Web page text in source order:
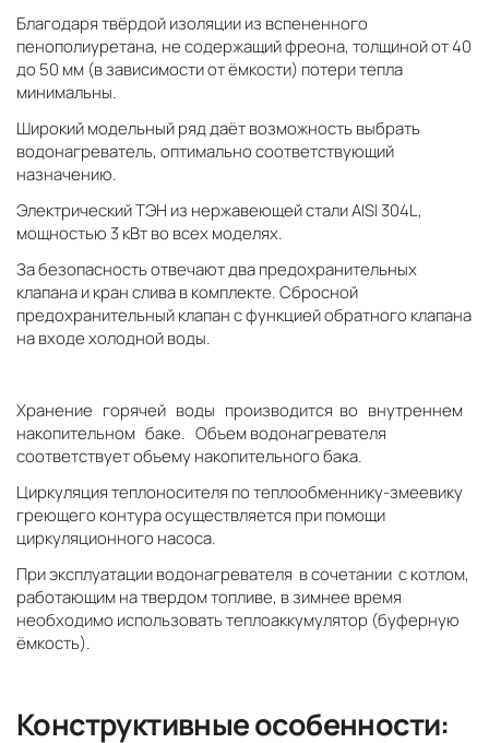
Благодаря твёрдой изоляции из вспененного
пенополиуретана, не содержащий фреона, толщиной от 40
до 50 мм (в зависимости от ёмкости) потери тепла
минимальны.
Широкий модельный ряд даёт возможность выбрать
водонагреватель, оптимально соответствующий
назначению.
Электрический ТЭН из нержавеющей стали AISI 304L,
мощностью 3 кВт во всех моделях.
За безопасность отвечают два предохранительных
клапана и кран слива в комплекте. Сбросной
предохранительный клапан с функцией обратного клапана
на входе холодной воды.
Хранение горячей воды производится во внутреннем
накопительном баке. Объем водонагревателя
соответствует объему накопительного бака.
Циркуляция теплоносителя по теплообменнику-змеевику
греющего контура осуществляется при помощи
циркуляционного насоса.
При эксплуатации водонагревателя в сочетании с котлом,
работающим на твердом топливе, в зимнее время
необходимо использовать теплоаккумулятор (буферную
ёмкость).
Конструктивные особенности: